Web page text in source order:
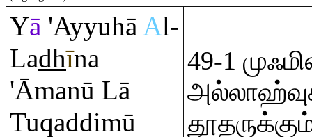
Yā 'AyyuhāAl-
Ladhīna
'Āmanū Lā
Tuqaddimū
49-1